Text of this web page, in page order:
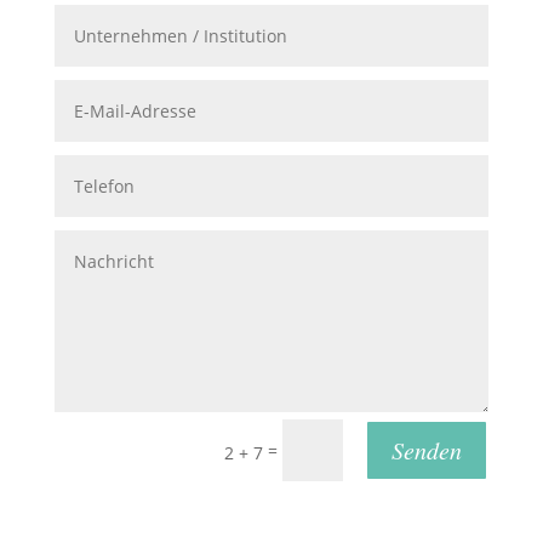
2 + 7 = Senden